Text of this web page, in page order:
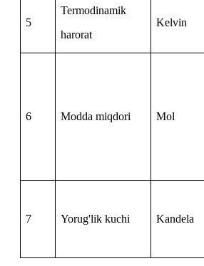
5
Termodinamik
harorat
Kelvin
6 Modda miqdori Mol
7 Yorug'lik kuchi Kandela